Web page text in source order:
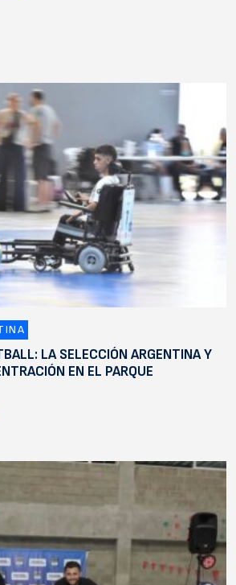
LA SELECCIÓN ARGENTINA Y
EN EL PARQUE